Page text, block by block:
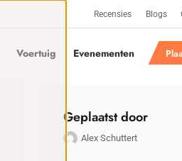
Recensies Blogs
Voertuig Evenementen
Geplaatst door
Alex Schuttert